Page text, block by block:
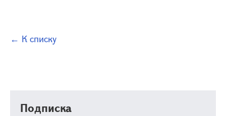
← К списку
Подписка